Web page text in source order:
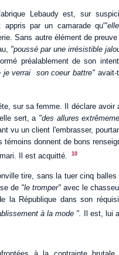
Lebaudy est, sur
appris par un camarade qu'
Sans autre élément de
"poussé par une irrésistible
préalablement de son
je verrai son coeur battre" avait-
sur sa femme. Il déclare avoir
sert, a "des allures
vu un client l'embrasser,
donnent de bons
Il est acquitté.
10
tire, sans la tuer cinq
de "le tromper" avec le
la République dans son
à la mode ".
Il est, lui